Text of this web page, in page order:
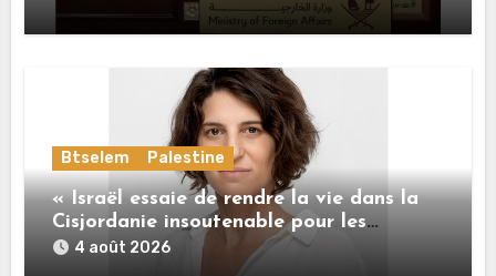
Btselem Palestine
« Israël essaie de rendre la vie dans la
Cisjordanie insoutenable pour les
Palestiniens. »
4 août 2026